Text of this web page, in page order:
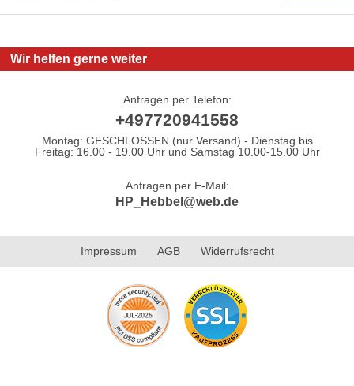
Wir helfen gerne weiter
Anfragen per Telefon:
+497720941558
Montag: GESCHLOSSEN (nur Versand) - Dienstag bis
Freitag: 16.00 - 19.00 Uhr und Samstag 10.00-15.00 Uhr
Anfragen per E-Mail:
HP_Hebbel@web.de
Impressum AGB Widerrufsrecht